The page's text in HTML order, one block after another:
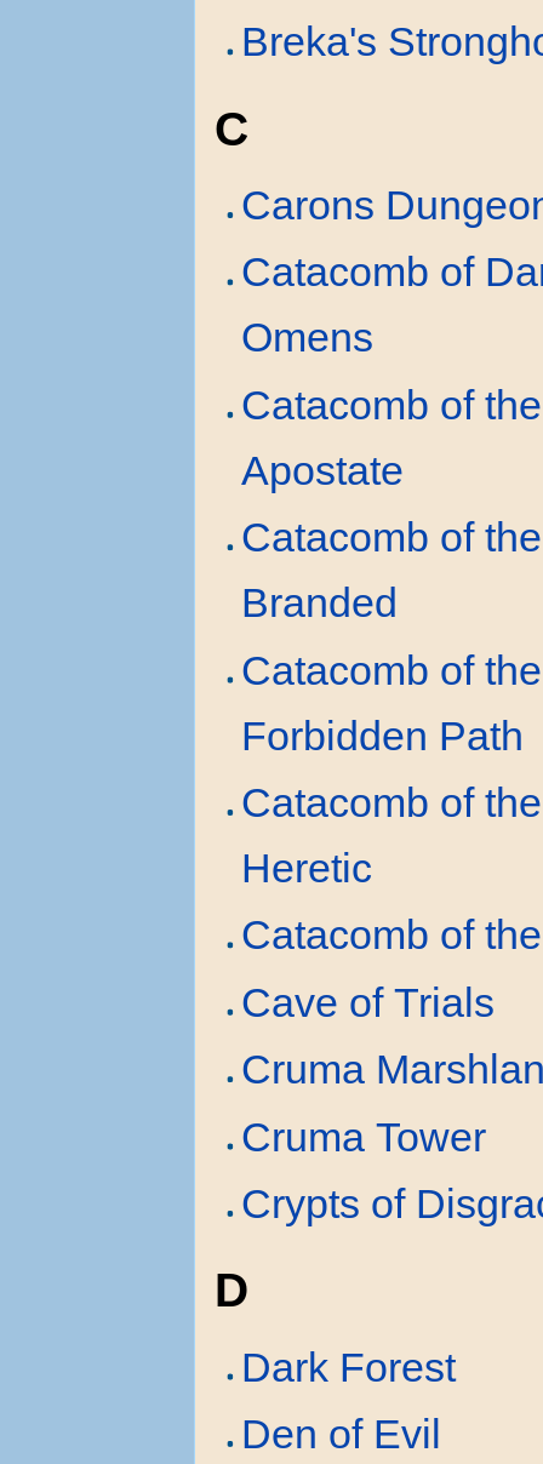
Breka's
C
Carons
Catacomb of
Omens
Catacomb of the
Apostate
Catacomb of the
Branded
Catacomb of the
Forbidden Path
Catacomb of the
Heretic
Catacomb of
Cave of Trials
Cruma
Cruma Tower
Crypts of
D
Dark Forest
Den of Evil